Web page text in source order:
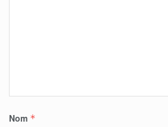
Nom *